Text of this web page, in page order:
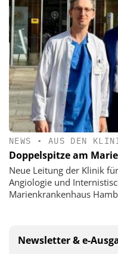
NEWS • AUS DEN
Doppelspitze am
Neue Leitung der Klinik
Angiologie und
Marienkrankenhaus
Newsletter & e-